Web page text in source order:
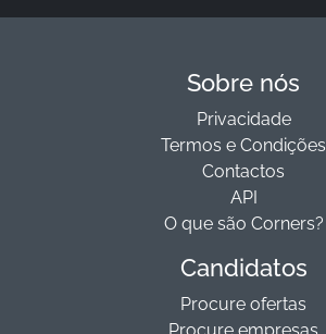
Sobre nós
Privacidade
Termos e Condições
Contactos
API
O que são Corners?
Candidatos
Procure ofertas